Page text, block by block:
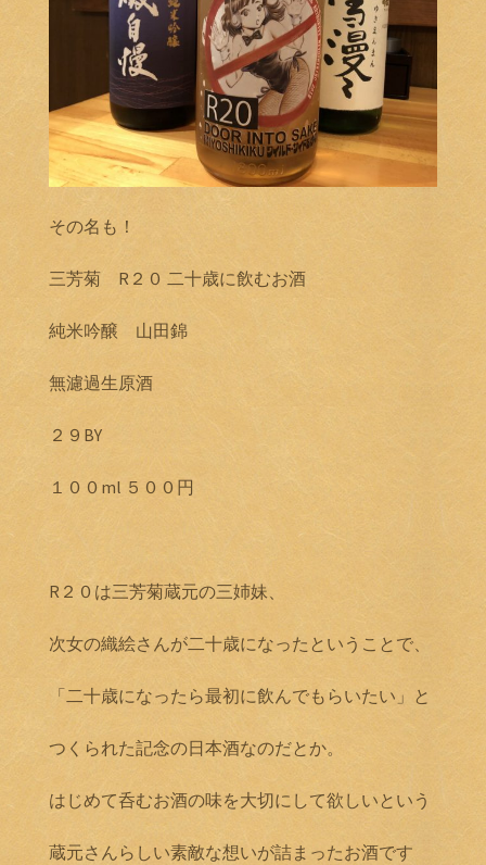
その名も！
三芳菊 R２０ 二十歳に飲むお酒
純米吟醸 山田錦
無濾過生原酒
２９BY
１００ml ５００円
R２０は三芳菊蔵元の三姉妹、
次女の織絵さんが二十歳になったということで、
「二十歳になったら最初に飲んでもらいたい」と
つくられた記念の日本酒なのだとか。
はじめて呑むお酒の味を大切にして欲しいという
蔵元さんらしい素敵な想いが詰まったお酒です